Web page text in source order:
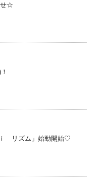
せ☆
リズム」始動開始♡